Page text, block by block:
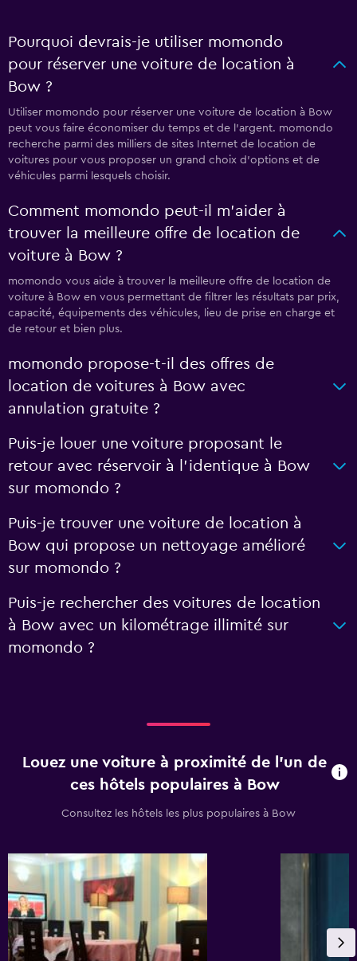
Pourquoi devrais-je utiliser momondo
pour réserver une voiture de location à
Bow ?
Utiliser momondo pour réserver une voiture de location à Bow
peut vous faire économiser du temps et de l'argent. momondo
recherche parmi des milliers de sites Internet de location de
voitures pour vous proposer un grand choix d'options et de
véhicules parmi lesquels choisir.
Comment momondo peut-il m’aider à
trouver la meilleure offre de location de
voiture à Bow ?
momondo vous aide à trouver la meilleure offre de location de
voiture à Bow en vous permettant de filtrer les résultats par prix,
capacité, équipements des véhicules, lieu de prise en charge et
de retour et bien plus.
momondo propose-t-il des offres de
location de voitures à Bow avec
annulation gratuite ?
Puis-je louer une voiture proposant le
retour avec réservoir à l’identique à Bow
sur momondo ?
Puis-je trouver une voiture de location à
Bow qui propose un nettoyage amélioré
sur momondo ?
Puis-je rechercher des voitures de location
à Bow avec un kilométrage illimité sur
momondo ?
Louez une voiture à proximité de l’un de
ces hôtels populaires à Bow
Consultez les hôtels les plus populaires à Bow